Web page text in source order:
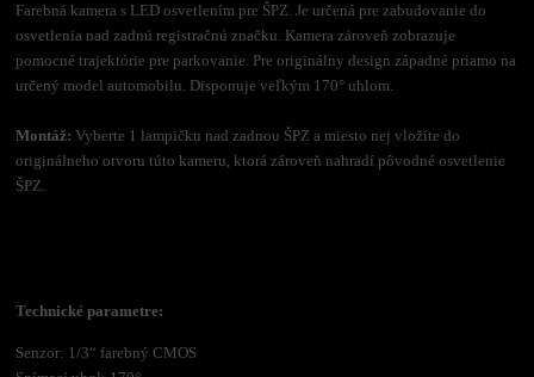
Farebná kamera s LED osvetlením pre ŠPZ. Je určená pre zabudovanie do
osvetlenia nad zadnú registračnú značku. Kamera zároveň zobrazuje
pomocné trajektórie pre parkovanie. Pre originálny design západné priamo na
určený model automobilu. Disponuje veľkým 170° uhlom.
Montáž: Vyberte 1 lampičku nad zadnou ŠPZ a miesto nej vložíte do
originálneho otvoru túto kameru, ktorá zároveň nahradí pôvodné osvetlenie
ŠPZ.
Technické parametre:
Senzor: 1/3“ farebný CMOS